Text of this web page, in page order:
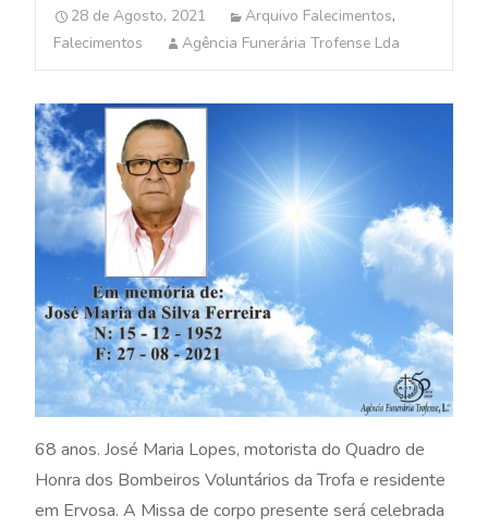
28 de Agosto, 2021 Arquivo Falecimentos,
Falecimentos
Agência Funerária Trofense Lda
68 anos. José Maria Lopes, motorista do Quadro de
Honra dos Bombeiros Voluntários da Trofa e residente
em Ervosa. A Missa de corpo presente será celebrada